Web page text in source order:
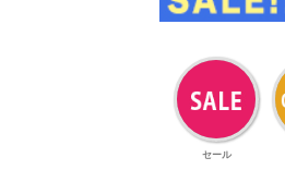
セール